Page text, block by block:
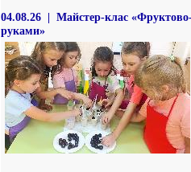
04.08.26 | Майстер-клас «Фруктово-
руками»